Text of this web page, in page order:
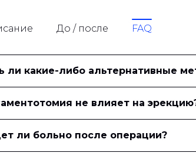
До / после FAQ
ли какие-либо альтернативные
не влияет на
ли больно после операции?